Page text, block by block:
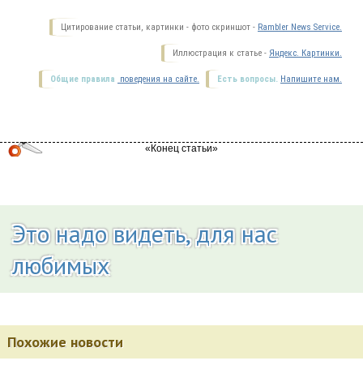
Цитирование статьи, картинки - фото скриншот - Rambler News Service.
Иллюстрация к статье - Яндекс. Картинки.
Есть вопросы. Напишите нам.
Общие правила поведения на сайте.
Это надо видеть, для нас
любимых
Похожие новости